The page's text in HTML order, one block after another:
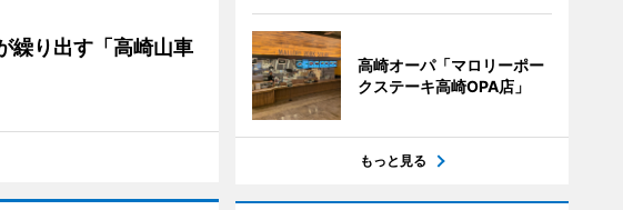
繰り出す「高崎山車
高崎オーパ「マロリーポー
クステーキ高崎OPA店」
もっと見る